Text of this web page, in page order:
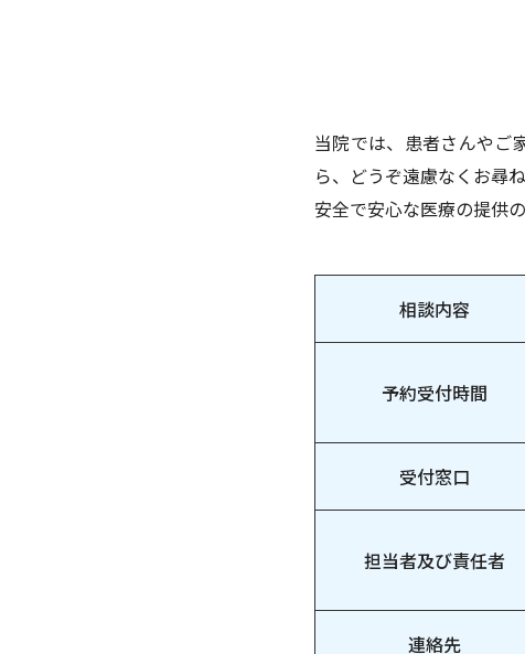
当院では、患者さんやご
ら、どうぞ遠慮なくお尋
安全で安心な医療の提供
相談内容
予約受付時間
受付窓口
担当者及び責任者
連絡先